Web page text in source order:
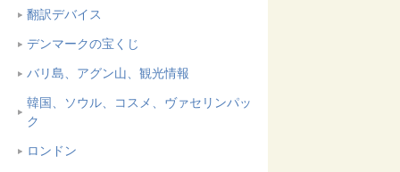
翻訳デバイス
デンマークの宝くじ
バリ島、アグン山、観光情報
韓国、ソウル、コスメ、ヴァセリンパッ
ク
ロンドン